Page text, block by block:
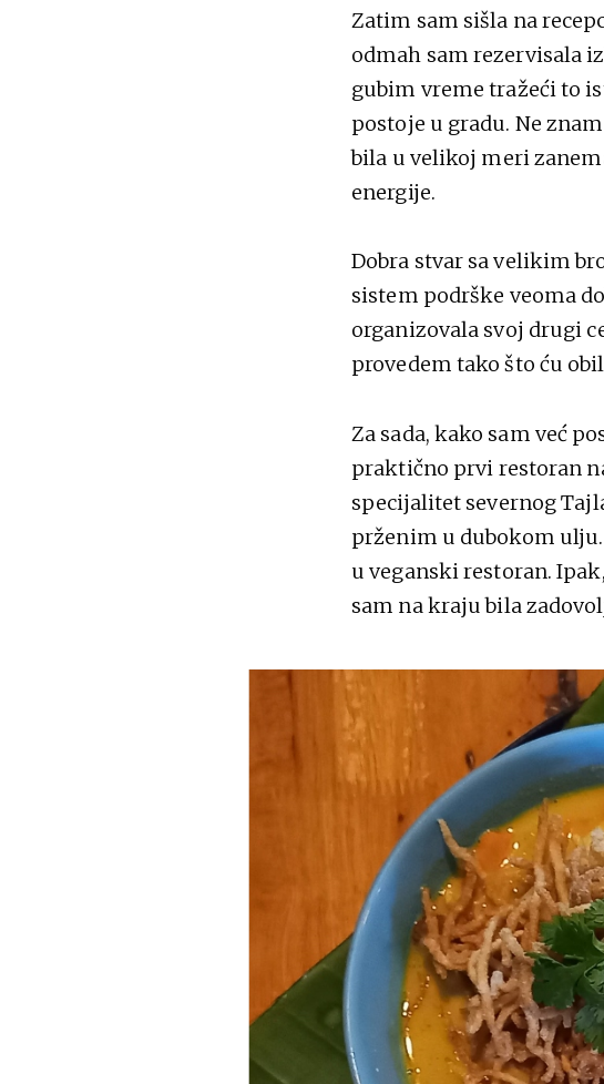
Zatim sam sišla na
odmah sam rezervisala
gubim vreme tražeći to
postoje u gradu. Ne
bila u velikoj meri
energije.
Dobra stvar sa velikim
sistem podrške veoma
organizovala svoj drugi
provedem tako što ću
Za sada, kako sam već
praktično prvi restoran
specijalitet severnog
prženim u dubokom
u veganski restoran.
sam na kraju bila